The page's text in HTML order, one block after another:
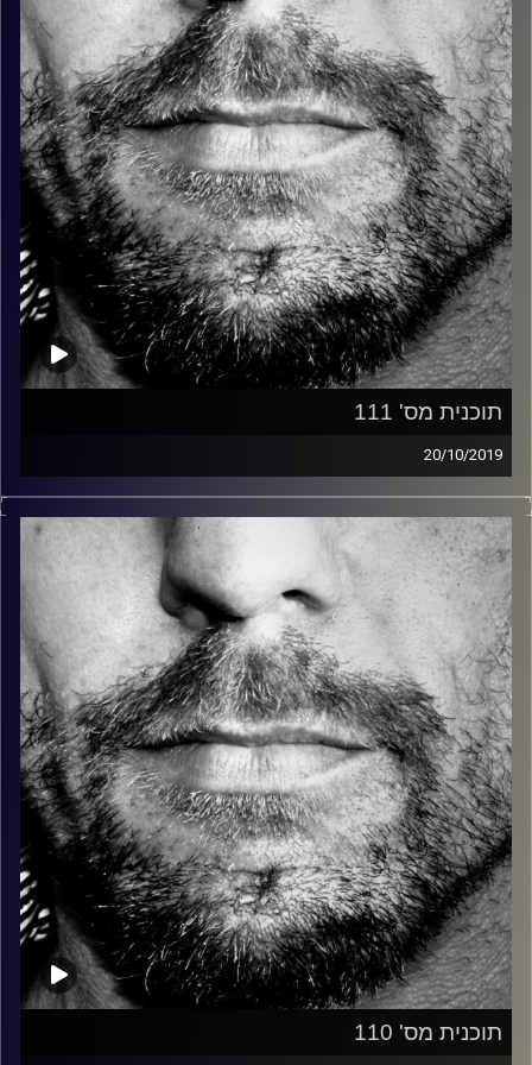
קרדיט תמונות: David Goehring
תוכנית מס' 111
20/10/2019
זיפים, מוזיקה מחוספסת של הופעות חיות. הרבה ג'אם, רוק,
בלוז, bluegrass, ג'אז, Fאנק, פרוגרסיב ואפילו אלקטרוניקה.
כל מה שחי, אמיתי ונושם.
עם שמוליק רגב.
קרדיט תמונות: David Goehring
תוכנית מס' 110